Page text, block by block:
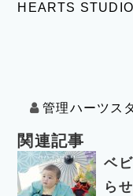
HEARTS STUDIO
管理ハーツス
関連記事
ベ
らせ